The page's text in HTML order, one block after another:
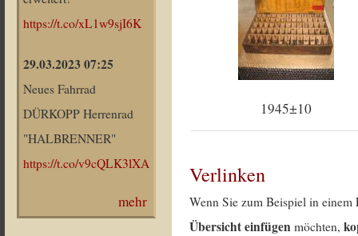
https://t.co/xL1w9sjI6K
29.03.2023 07:25
Neues Fahrrad
DÜRKOPP Herrenrad
"HALBRENNER"
https://t.co/v9cQLK3lXA
mehr
1945±10
Verlinken
Wenn Sie zum Beispiel in
Übersicht einfügen möchten,